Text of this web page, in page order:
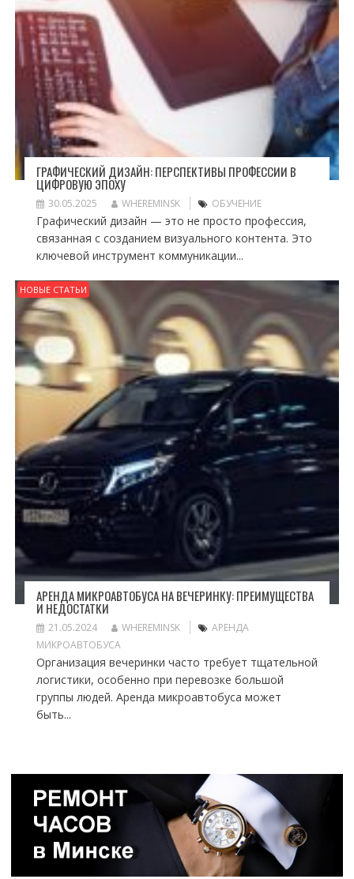
ГРАФИЧЕСКИЙ ДИЗАЙН: ПЕРСПЕКТИВЫ ПРОФЕССИИ В
ЦИФРОВУЮ ЭПОХУ
30.05.2025 WHEREMINSK ОБУЧЕНИЕ
Графический дизайн — это не просто профессия,
связанная с созданием визуального контента. Это
ключевой инструмент коммуникации...
НОВЫЕ СТАТЬИ
АРЕНДА МИКРОАВТОБУСА НА ВЕЧЕРИНКУ: ПРЕИМУЩЕСТВА
И НЕДОСТАТКИ
21.05.2024 WHEREMINSK
АРЕНДА
МИКРОАВТОБУСА
Организация вечеринки часто требует тщательной
логистики, особенно при перевозке большой
группы людей. Аренда микроавтобуса может
быть...